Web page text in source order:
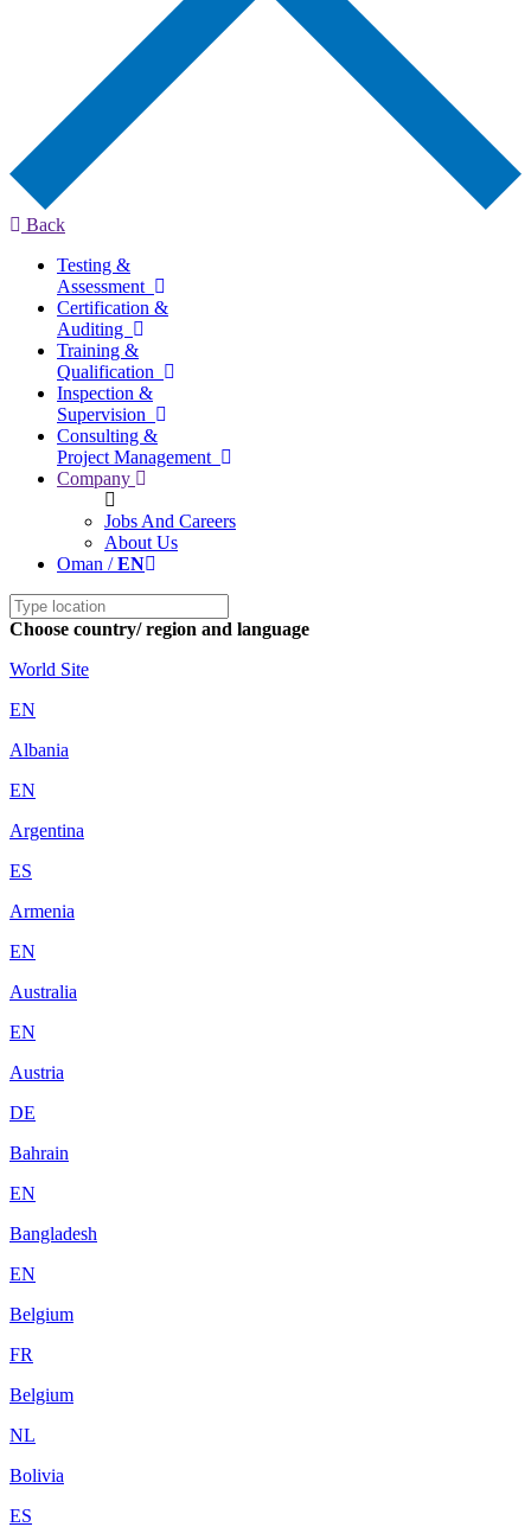
Back
Testing &
Assessment
Certification &
Auditing
Training &
Qualification
Inspection &
Supervision
Consulting &
Project Management
Company
Jobs And Careers
About Us
Oman /EN
Choose country/ region and language
World Site
EN
Albania
EN
Argentina
ES
Armenia
EN
Australia
EN
Austria
DE
Bahrain
EN
Bangladesh
EN
Belgium
FR
Belgium
NL
Bolivia
ES